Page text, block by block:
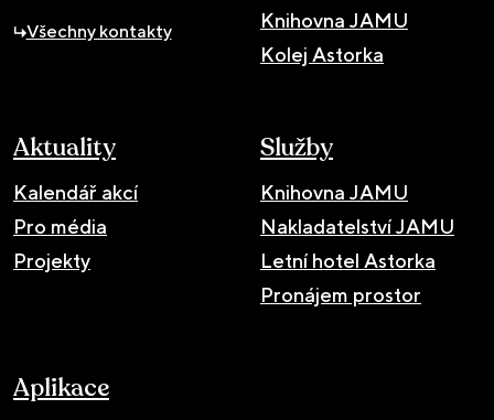
Všechny kontakty
Knihovna JAMU
Kolej Astorka
Aktuality
Kalendář akcí
Pro média
Projekty
Služby
Knihovna JAMU
Nakladatelství JAMU
Letní hotel Astorka
Pronájem prostor
Aplikace